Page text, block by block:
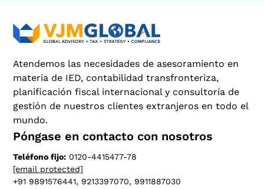
Atendemos las necesidades de asesoramiento en
materia de IED, contabilidad transfronteriza,
planificación fiscal internacional y consultoría de
gestión de nuestros clientes extranjeros en todo el
mundo.
Póngase en contacto con nosotros
Teléfono fijo: 0120-4415477-78
[email protected]
+91 9891576441, 9213397070, 9911887030